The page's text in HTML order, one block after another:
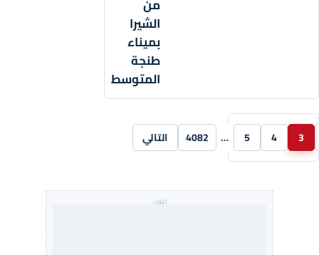
من
الشيرا
بميناء
طنجة
المتوسط
3
4
5
…
4082 التالي